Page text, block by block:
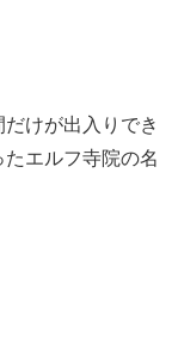
けが出入りでき
エルフ寺院の名